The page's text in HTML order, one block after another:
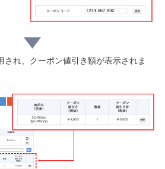
され、クーポン値引き額が表示されま